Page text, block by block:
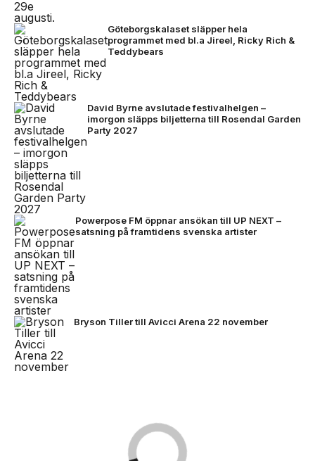
Göteborgskalaset släpper hela
programmet med bl.a Jireel, Ricky Rich &
Teddybears
David Byrne avslutade festivalhelgen –
imorgon släpps biljetterna till Rosendal Garden
Party 2027
Powerpose FM öppnar ansökan till UP NEXT –
satsning på framtidens svenska artister
Bryson Tiller till Avicci Arena 22 november